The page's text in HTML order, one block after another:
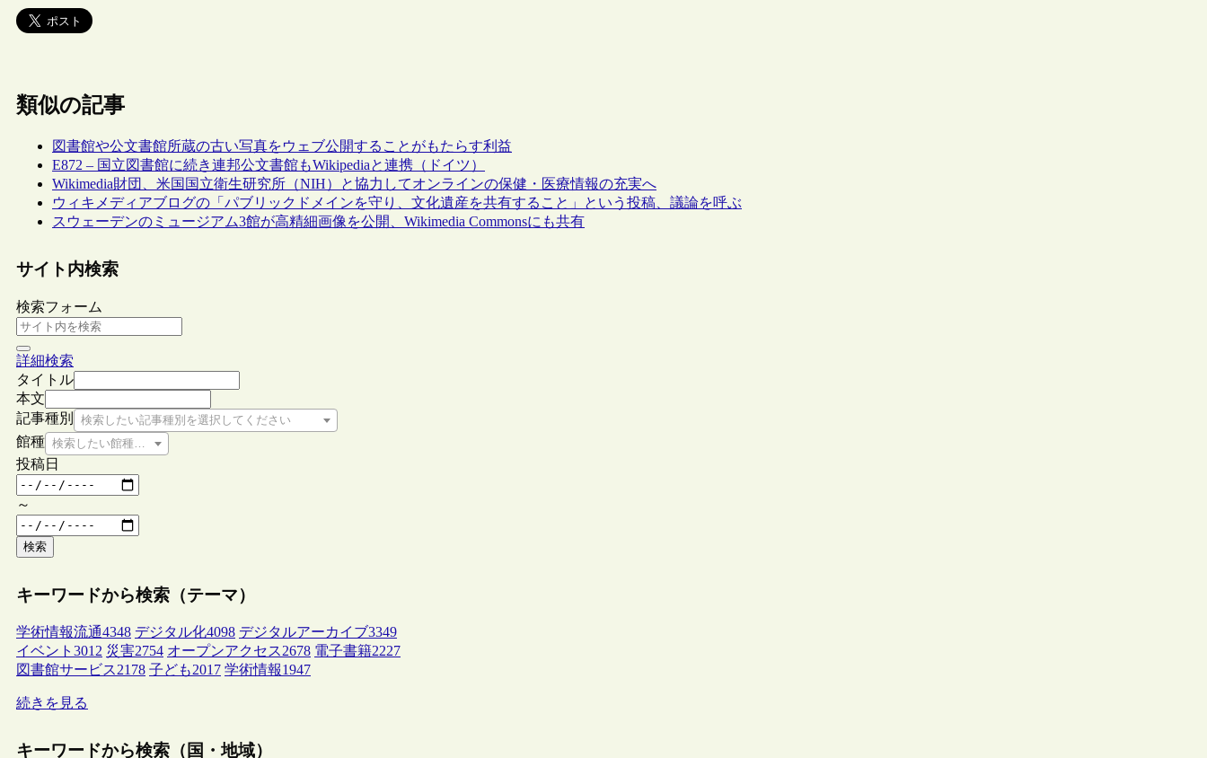
類似の記事
図書館や公文書館所蔵の古い写真をウェブ公開することがもたらす利益
E872 – 国立図書館に続き連邦公文書館もWikipediaと連携（ドイツ）
Wikimedia財団、米国国立衛生研究所（NIH）と協力してオンラインの保健・医療情報の充実へ
ウィキメディアブログの「パブリックドメインを守り、文化遺産を共有すること」という投稿、議論を呼ぶ
スウェーデンのミュージアム3館が高精細画像を公開、Wikimedia Commonsにも共有
サイト内検索
検索フォーム
詳細検索
タイトル
本文
記事種別
検索したい記事種別を選択してください
館種 検索したい館種を選択してください
投稿日
～
検索
キーワードから検索（テーマ）
学術情報流通4348 デジタル化4098 デジタルアーカイブ3349
イベント 3012 災害2754 オープンアクセス2678 電子書籍2227
図書館サービス2178 子ども2017 学術情報1947
続きを見る
キーワードから検索（国・地域）